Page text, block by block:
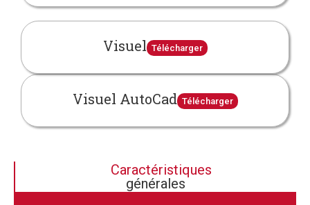
Visuel Télécharger
Visuel AutoCad Télécharger
Caractéristiques
générales